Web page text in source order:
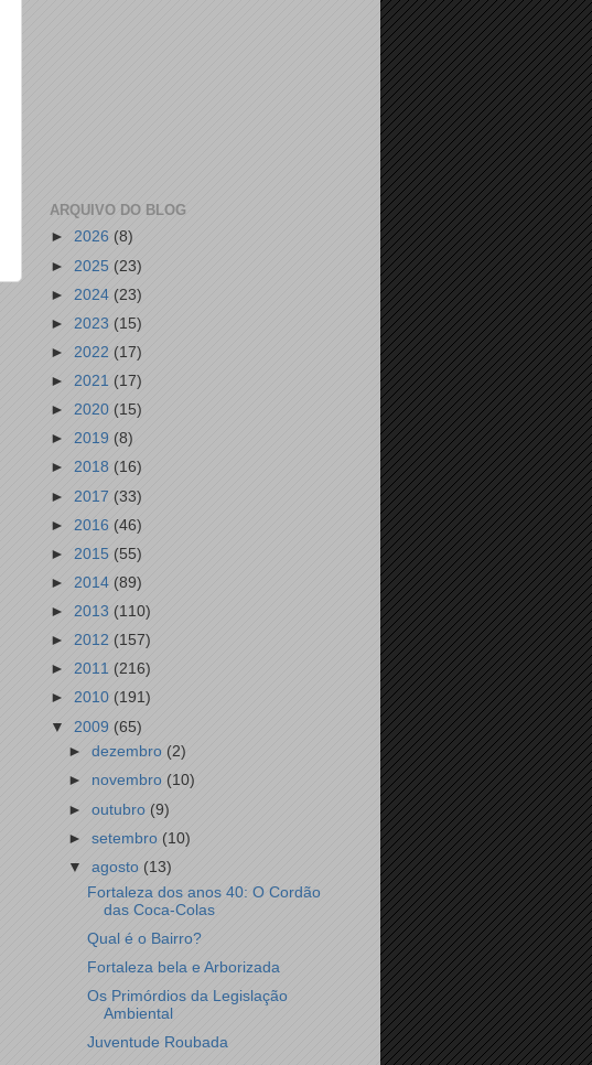
ARQUIVO DO BLOG
► 2026 (8)
► 2025 (23)
► 2024 (23)
► 2023 (15)
► 2022 (17)
► 2021 (17)
► 2020 (15)
► 2019 (8)
► 2018 (16)
► 2017 (33)
► 2016 (46)
► 2015 (55)
► 2014 (89)
► 2013 (110)
► 2012 (157)
► 2011 (216)
► 2010 (191)
▼ 2009 (65)
►dezembro (2)
► novembro (10)
►outubro (9)
►setembro (10)
▼agosto (13)
Fortaleza dos anos 40: O Cordão
das Coca-Colas
Qual é o Bairro?
Fortaleza bela e Arborizada
Os Primórdios da Legislação
Ambiental
Juventude Roubada